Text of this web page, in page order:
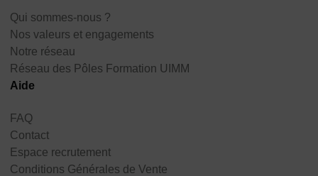
Qui sommes-nous ?
Nos valeurs et engagements
Notre réseau
Réseau des Pôles Formation UIMM
Aide
FAQ
Contact
Espace recrutement
Conditions Générales de Vente